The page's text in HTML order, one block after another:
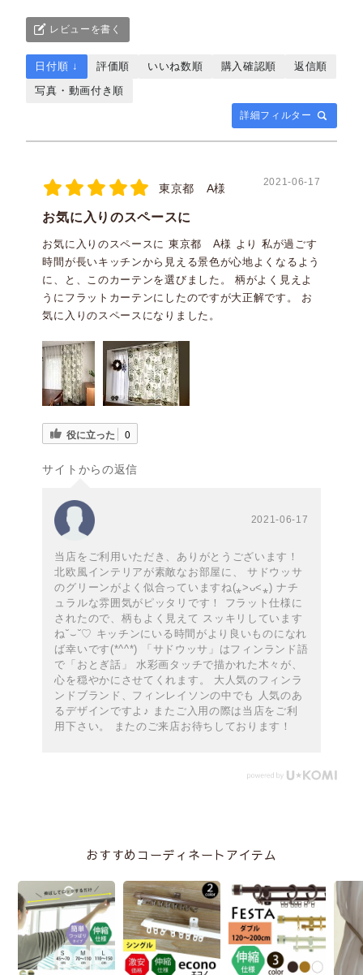
レビューを書く
詳細フィルター
日付順 ↓ 評価順 いいね数順 購入確認順
返信順
写真・動画付き順
東京都 A様 2021-06-17
お気に入りのスペースに
お気に入りのスペースに 東京都 A様 より 私が過ごす
時間が長いキッチンから見える景色が心地よくなるよう
に、と、このカーテンを選びました。 柄がよく見えよ
うにフラットカーテンにしたのですが大正解です。 お
気に入りのスペースになりました。
役に立った 0
サイトからの返信
2021-06-17
当店をご利用いただき、ありがとうございます！
北欧風インテリアが素敵なお部屋に、 サドウッサ
のグリーンがよく似合っていますね(⁎˃ᴗ˂⁎) ナチ
ュラルな雰囲気がピッタリです！ フラット仕様に
されたので、柄もよく見えて スッキリしています
ね˘⌣˘♡ キッチンにいる時間がより良いものになれ
ば幸いです(*^^*) 「サドウッサ」はフィンランド語
で「おとぎ話」 水彩画タッチで描かれた木々が、
心を穏やかにさせてくれます。 大人気のフィンラ
ンドブランド、フィンレイソンの中でも 人気のあ
るデザインですよ♪ またご入用の際は当店をご利
用下さい。 またのご来店お待ちしております！
おすすめコーディネートアイテム